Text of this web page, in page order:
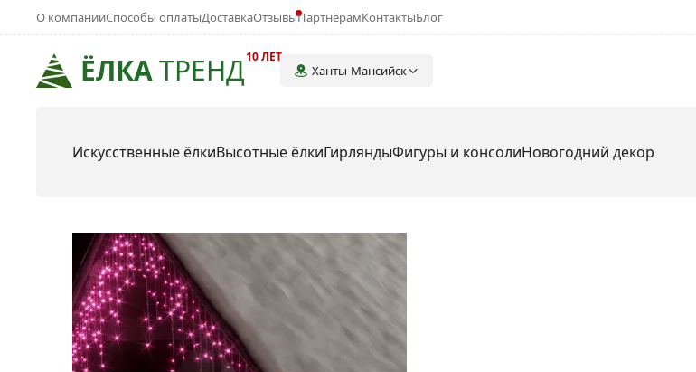
ЁЛКАТРЕНД10 ЛЕТ
Ханты-Мансийск
О компанииСпособы оплатыДоставкаОтзывыПартнёрамКонтактыБлог
Искусственные ёлкиВысотные ёлкиГирляндыФигуры и консолиНовогодний декор